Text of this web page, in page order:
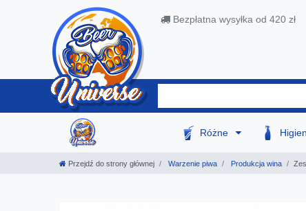
Bezpłatna wysyłka od 420 zł
Różne
Przejdź do strony głównej Warzenie piwa Produkcja wina